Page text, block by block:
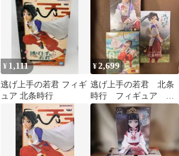
¥ 1,111
逃げ上手の若君 フィギ
ュア 北条時行
¥2,699
逃げ上手の若君 北条
時行 フィギュア ま
とめ売り 3体セット